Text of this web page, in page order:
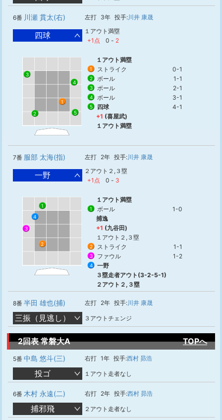
6番 川瀬 貫太(右) 左打 3年 投手:川井 康晟
四球
１アウト満塁
+1点
0 - 2
1
2
3
4
5
１アウト満塁
1 ストライク 0-1
2 ボール 1-1
3 ボール 2-1
4 ボール 3-1
5 四球
4-1
+1 (喜屋武)
１アウト満塁
7番 服部 太海(指) 左打 2年 投手:川井 康晟
一野
２アウト２,３塁
+1点
0 - 3
1
2
3
4
１アウト満塁
1 ボール
1-0
捕逸
+1 (九谷田)
１アウト２,３塁
2 ストライク 1-1
3 ファウル 1-2
4
一野
３塁走者アウト(3-2-5-1)
２アウト２,３塁
8番 半田 雄也(捕) 左打 2年 投手:川井 康晟
三振（見逃し） ３アウトチェンジ
2回表 常磐大A TOPへ
5番 中島 悠斗(三) 右打 1年 投手:西村 昴浩
投ゴ １アウト走者なし
6番 木村 永遠(二) 右打 2年 投手:西村 昴浩
捕邪飛 ２アウト走者なし